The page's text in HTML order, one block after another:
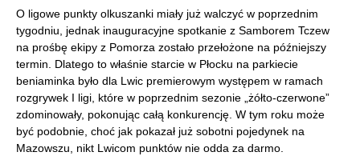
O ligowe punkty olkuszanki miały już walczyć w poprzednim
tygodniu, jednak inauguracyjne spotkanie z Samborem Tczew
na prośbę ekipy z Pomorza zostało przełożone na późniejszy
termin. Dlatego to właśnie starcie w Płocku na parkiecie
beniaminka było dla Lwic premierowym występem w ramach
rozgrywek I ligi, które w poprzednim sezonie „żółto-czerwone”
zdominowały, pokonując całą konkurencję. W tym roku może
być podobnie, choć jak pokazał już sobotni pojedynek na
Mazowszu, nikt Lwicom punktów nie odda za darmo.